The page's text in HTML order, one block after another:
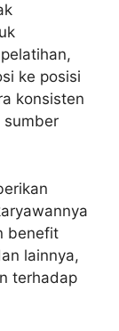
ke posisi
konsisten
sumber
benefit
lainnya,
terhadap